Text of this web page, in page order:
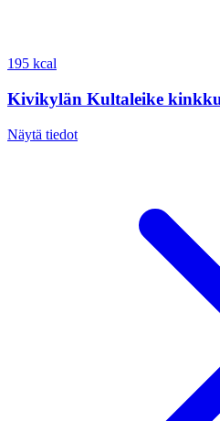
195 kcal
Kivikylän Kultaleike
Näytä tiedot